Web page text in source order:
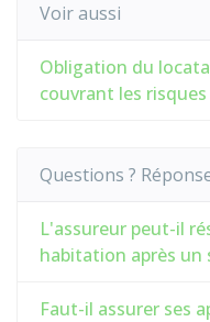
Voir aussi
Obligation du
couvrant les
Questions ?
L'assureur peut-il
habitation après un
Faut-il assurer ses